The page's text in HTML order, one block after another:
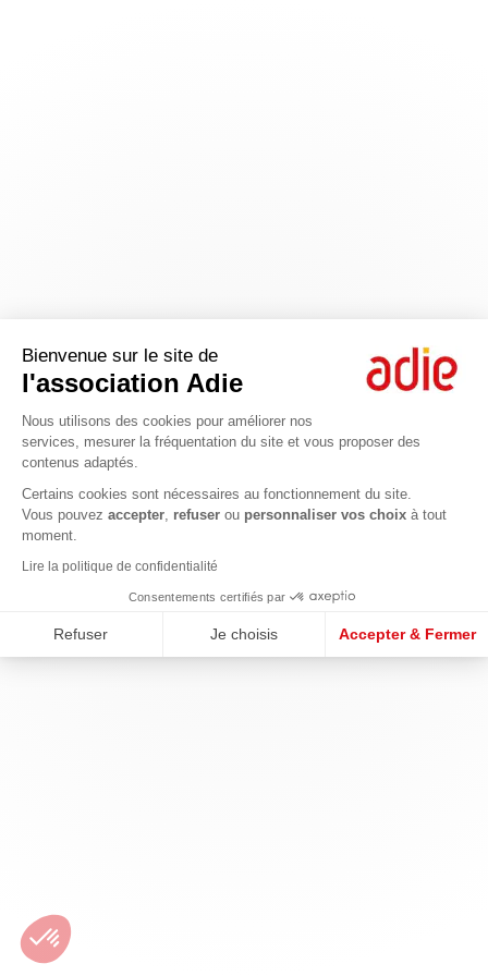
Bienvenue sur le site de
l'association Adie
Nous utilisons des cookies pour améliorer nos
services, mesurer la fréquentation du site et vous proposer des
contenus adaptés.
Certains cookies sont nécessaires au fonctionnement du site.
Vous pouvez accepter refuser ou personnaliser vos choix à tout
moment.
Lire la politique de confidentialité
Consentements certifiés par
Refuser Je choisis Accepter & Fermer
Axeptio consent